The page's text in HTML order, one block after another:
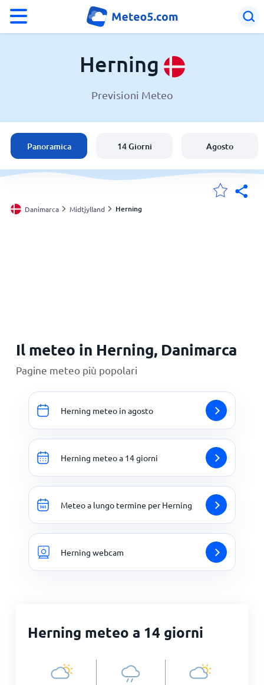
Danimarca
Italia
Svizzera
Herning
Previsioni Meteo
Panoramica 14 Giorni Agosto
Danimarca Midtjylland Herning
Il meteo in Herning, Danimarca
Pagine meteo più popolari
Herning meteo in agosto
Herning meteo a 14 giorni
Meteo a lungo termine per Herning
Herning webcam
Herning meteo a 14 giorni